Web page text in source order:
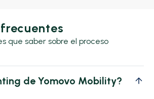
que saber sobre el proceso
de Yomovo Mobility?